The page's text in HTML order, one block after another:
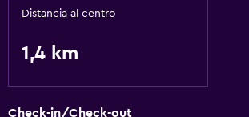
Distancia al centro
1,4 km
Check-in/Check-out